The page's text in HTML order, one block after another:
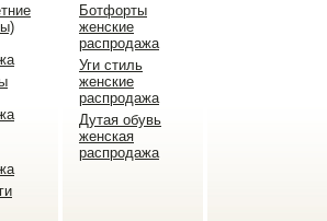
Ботфорты
женские
распродажа
Уги стиль
женские
распродажа
Дутая обувь
женская
распродажа